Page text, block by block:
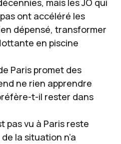
mais les JO qui
ont accéléré les
dépensé, transformer
en piscine
Paris promet des
ne rien apprendre
t-il rester dans
pas vu à Paris reste
la situation n’a